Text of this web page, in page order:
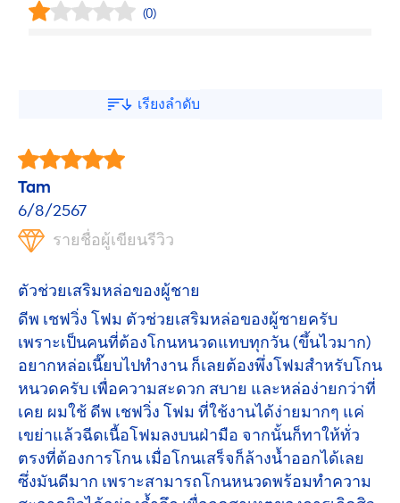
(0)
เรียงลำดับ
Tam
6/8/2567
รายชื่อผู้เขียนรีวิว
ตัวช่วยเสริมหล่อของผู้ชาย
ดีพ เชฟวิ่ง โฟม ตัวช่วยเสริมหล่อของผู้ชายครับ
เพราะเป็นคนที่ต้องโกนหนวดแทบทุกวัน (ขึ้นไวมาก)
อยากหล่อเนี๊ยบไปทำงาน ก็เลยต้องพึ่งโฟมสำหรับโกน
หนวดครับ เพื่อความสะดวก สบาย และหล่อง่ายกว่าที่
เคย ผมใช้ ดีพ เชฟวิ่ง โฟม ที่ใช้งานได้ง่ายมากๆ แค่
เขย่าแล้วฉีดเนื้อโฟมลงบนฝ่ามือ จากนั้นก็ทาให้ทั่ว
ตรงที่ต้องการโกน เมื่อโกนเสร็จก็ล้างน้ำออกได้เลย
ซึ่งมันดีมาก เพราะสามารถโกนหนวดพร้อมทำความ